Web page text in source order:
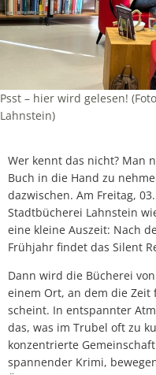
Psst – hier wird gelesen!
Lahnstein)
Wer kennt das nicht? Man
Buch in die Hand zu
dazwischen. Am Freitag,
Stadtbücherei Lahnstein
eine kleine Auszeit: Nach
Frühjahr findet das Silent
Dann wird die Bücherei
einem Ort, an dem die
scheint. In entspannter
das, was im Trubel oft zu
konzentrierte
spannender Krimi,